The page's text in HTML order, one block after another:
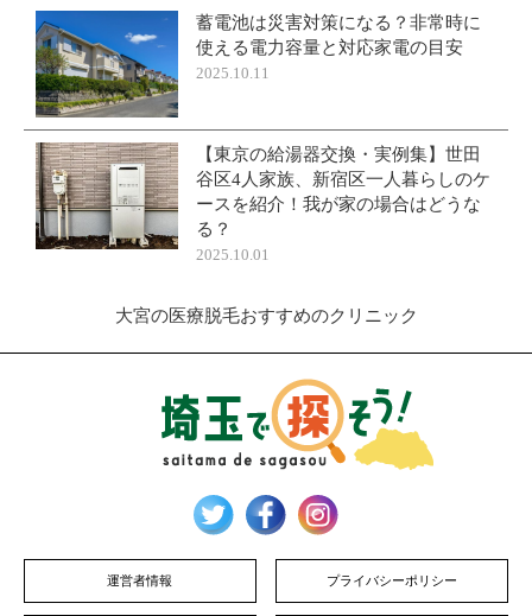
蓄電池は災害対策になる？非常時に
使える電力容量と対応家電の目安
2025.10.11
【東京の給湯器交換・実例集】世田
谷区4人家族、新宿区一人暮らしのケ
ースを紹介！我が家の場合はどうな
る？
2025.10.01
大宮の医療脱毛おすすめのクリニック
運営者情報 プライバシーポリシー